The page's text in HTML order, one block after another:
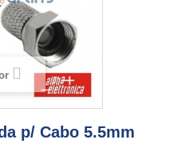
p/ Cabo 5.5mm